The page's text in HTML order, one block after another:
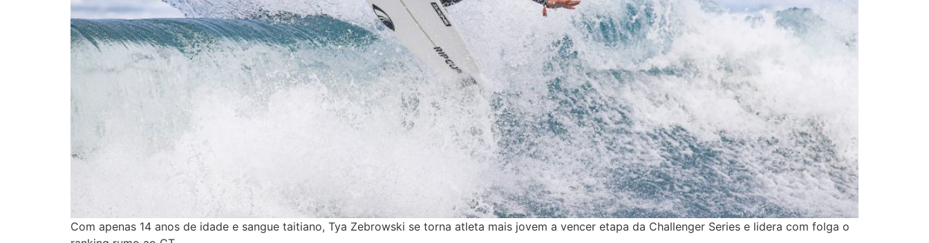
Com apenas 14 anos de idade e sangue taitiano, Tya Zebrowski se torna atleta mais jovem a vencer etapa da Challenger Series e lidera com folga o